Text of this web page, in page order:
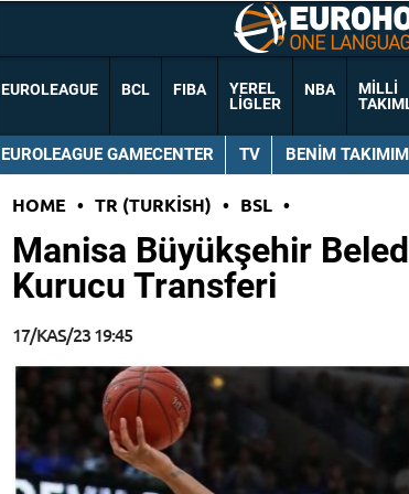
EUROLEAGUE BCL FIBA
YEREL
LIGLER
NBA
MILLI
EUROLEAGUE GAMECENTER TV BENIM TAKIMIM
HOME • TR (TURKISH) • BSL •
Manisa Büyükşehir
Kurucu Transferi
17/KAS/23 19:45